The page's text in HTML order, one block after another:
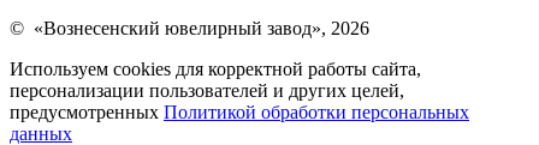
© «Вознесенский ювелирный завод», 2026
Используем cookies для корректной работы сайта,
персонализации пользователей и других целей,
предусмотренных Политикой обработки персональных
данных